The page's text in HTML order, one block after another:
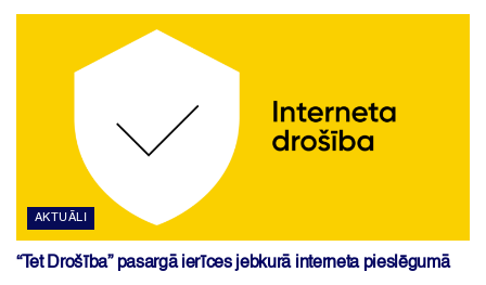
AKTUĀLI
“Tet Drošība” pasargā ierīces jebkurā interneta pieslēgumā